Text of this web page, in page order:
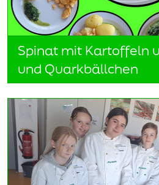
Spinat mit Kartoffeln
und Quarkbällchen